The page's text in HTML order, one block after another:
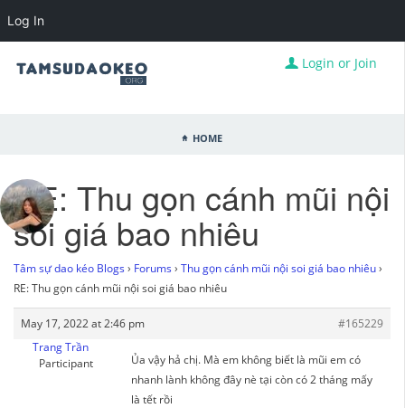
Login or Join
Home
RE: Thu gọn cánh mũi nội
soi giá bao nhiêu
Tâm sự dao kéo Blogs › Forums › Thu gọn cánh mũi nội soi giá bao nhiêu›
RE: Thu gọn cánh mũi nội soi giá bao nhiêu
May 17, 2022 at 2:46 pm
#165229
Trang Trần
Participant
Ủa vậy hả chị. Mà em không biết là mũi em có
nhanh lành không đây nè tại còn có 2 tháng mấy
là tết rồi
Log In